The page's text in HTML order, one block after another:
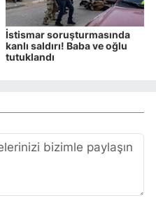
İstismar soruşturmasında
kanlı saldırı! Baba ve oğlu
tutuklandı